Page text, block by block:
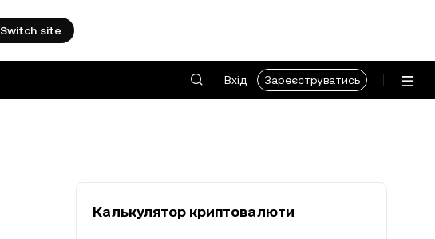
Switch site
Вхід
Зареєструватись
Калькулятор криптовалюти